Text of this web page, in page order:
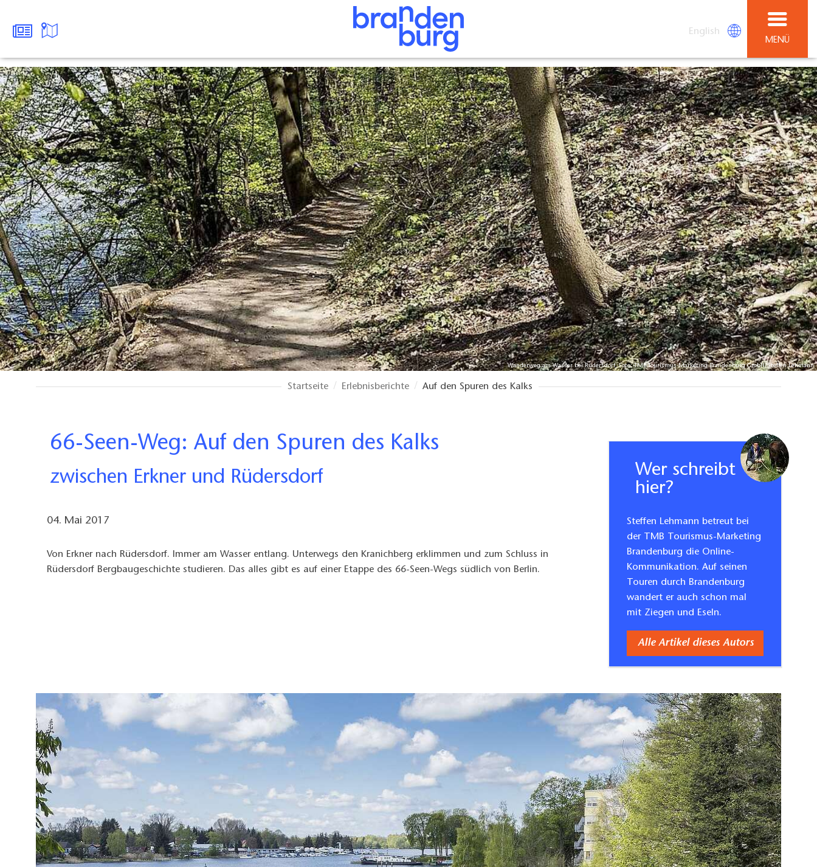
English
MENÜ
Wanderweg am Wasser bei Rüdersdorf, Foto: TMB Tourismus-Marketing Brandenburg GmbH/Steffen Lehmann
Startseite Erlebnisberichte Auf den Spuren des Kalks
Wer schreibt
hier?
Steffen Lehmann betreut bei
der TMB Tourismus-Marketing
Brandenburg die Online-
Kommunikation. Auf seinen
Touren durch Brandenburg
wandert er auch schon mal
mit Ziegen und Eseln.
Alle Artikel dieses Autors
66-Seen-Weg: Auf den Spuren des Kalks
zwischen Erkner und Rüdersdorf
04. Mai 2017
Von Erkner nach Rüdersdorf. Immer am Wasser entlang. Unterwegs den Kranichberg erklimmen und zum Schluss in
Rüdersdorf Bergbaugeschichte studieren. Das alles gibt es auf einer Etappe des 66-Seen-Wegs südlich von Berlin.